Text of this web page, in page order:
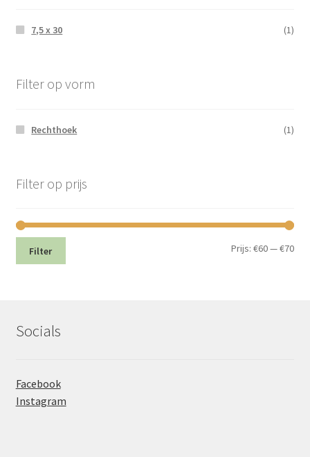
7,5 x 30 (1)
Filter op vorm
Rechthoek (1)
Filter op prijs
Min.
Filter Prijs:€60—€70
Socials
Facebook
Instagram